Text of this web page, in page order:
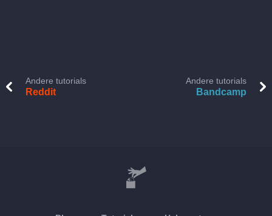
Andere tutorials
Reddit
Andere tutorials
Bandcamp